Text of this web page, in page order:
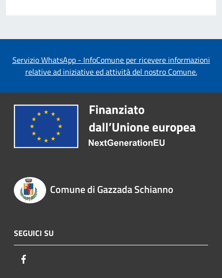
Servizio WhatsApp - InfoComune per ricevere informazioni
relative ad iniziative ed attività del nostro Comune.
Comune di Gazzada Schianno
SEGUICI SU